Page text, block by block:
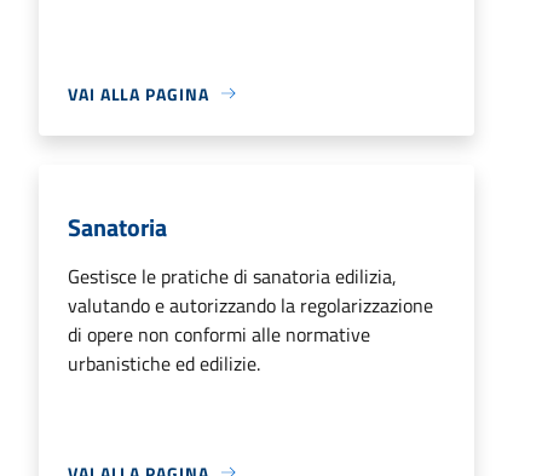
VAI ALLA PAGINA
Sanatoria
Gestisce le pratiche di sanatoria edilizia,
valutando e autorizzando la regolarizzazione
di opere non conformi alle normative
urbanistiche ed edilizie.